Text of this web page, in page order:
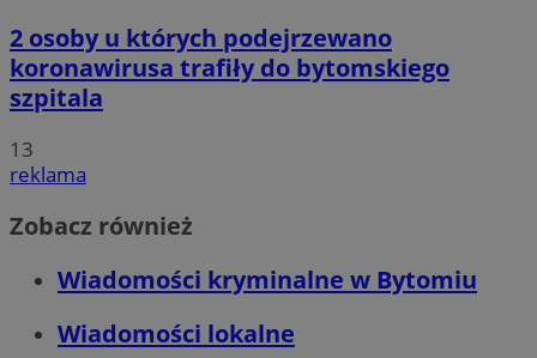
2 osoby u których podejrzewano
koronawirusa trafiły do bytomskiego
szpitala
13
reklama
Zobacz również
Wiadomości kryminalne w Bytomiu
Wiadomości lokalne